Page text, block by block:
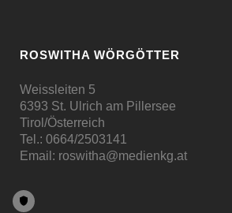
ROSWITHA WÖRGÖTTER
Weissleiten 5
6393 St. Ulrich am Pillersee
Tirol/Österreich
Tel.: 0664/2503141
Email: roswitha@medienkg.at